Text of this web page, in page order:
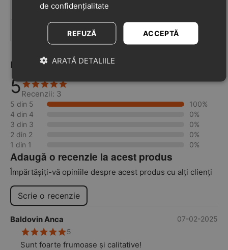
23 15.2 cm
15.9 cm 3 - 4 ani
Recenzii
5Recenzii: 3
5 din 5
100%
4 din 4
0%
3 din 3
0%
2 din 2
0%
1 din 1
0%
Adaugă o recenzie la acest produs
Împărtășiți-vă opiniile despre acest produs cu alți clienți
Scrie o recenzie
Baldovin Anca
07-02-2025
5
Sunt foarte frumoase și calitative!
de confidențialitate
ACCEPTĂ
REFUZĂ
ARATĂ DETALIILE